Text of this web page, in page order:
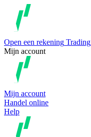
Open een rekening Trading
Mijn account
Mijn account
Handel online
Help